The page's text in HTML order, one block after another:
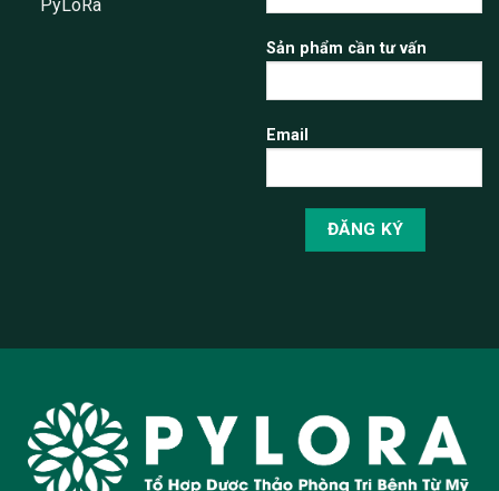
PyLoRa
Sản phẩm cần tư vấn
Email